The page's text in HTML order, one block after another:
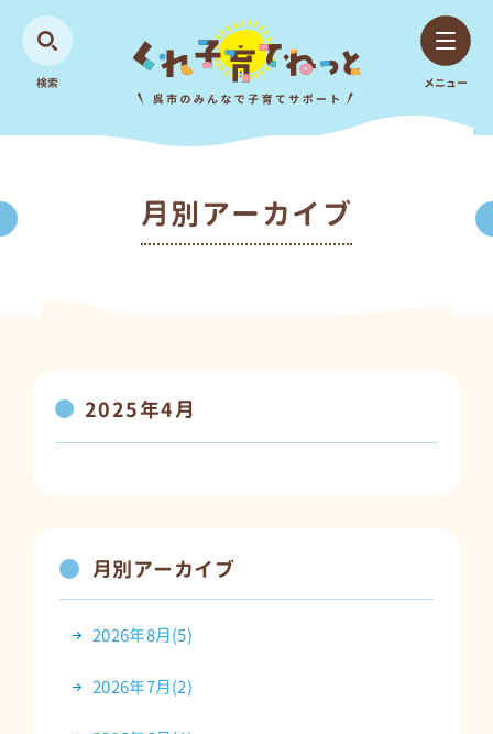
検索 メニュー
月別アーカイブ
2025年4月
月別アーカイブ
2026年8月(5)
2026年7月(2)